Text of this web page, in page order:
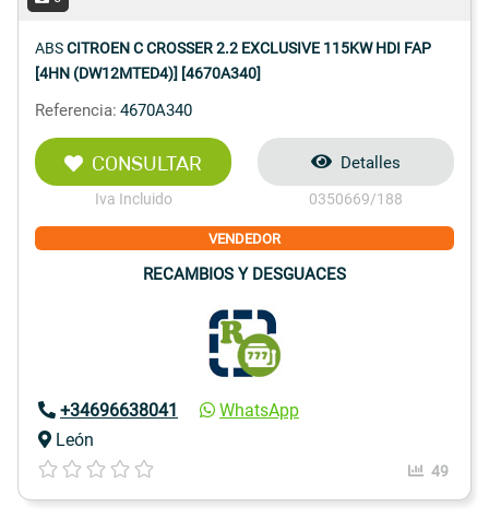
ABSCITROEN C CROSSER 2.2 EXCLUSIVE 115KW HDI FAP
[4HN (DW12MTED4)] [4670A340]
Referencia: 4670A340
CONSULTAR
Iva Incluido
Detalles
0350669/188
VENDEDOR
RECAMBIOS Y DESGUACES
+34696638041
WhatsApp
León
49